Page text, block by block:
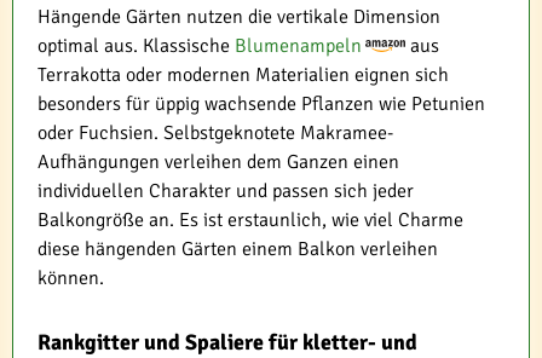
Hängende Gärten nutzen die vertikale Dimension
optimal aus. Klassische Blumenampeln
aus
Terrakotta oder modernen Materialien eignen sich
besonders für üppig wachsende Pflanzen wie Petunien
oder Fuchsien. Selbstgeknotete Makramee-
Aufhängungen verleihen dem Ganzen einen
individuellen Charakter und passen sich jeder
Balkongröße an. Es ist erstaunlich, wie viel Charme
diese hängenden Gärten einem Balkon verleihen
können.
Rankgitter und Spaliere für kletter- und